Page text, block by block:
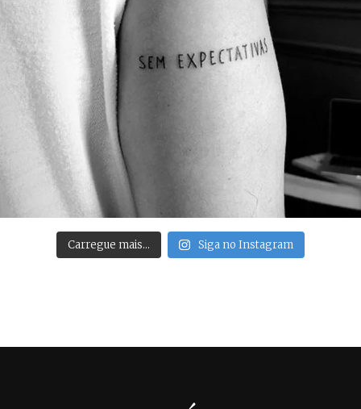
Carregue mais… Siga no Instagram